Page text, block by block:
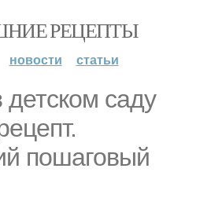
РЕЦЕПТЫ
новости статьи
саду
пошаговый